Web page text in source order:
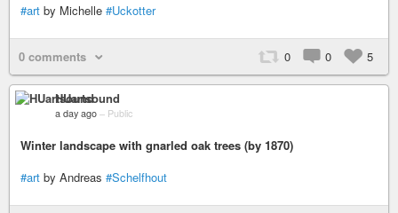
#art by Michelle #Uckotter
0 comments 0 0 5
HUartsound
a day ago – Public
Winter landscape with gnarled oak trees (by 1870)
#art by Andreas #Schelfhout